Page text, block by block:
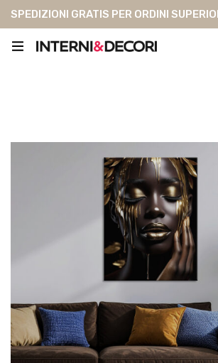
SPEDIZIONI GRATIS PER ORDINI